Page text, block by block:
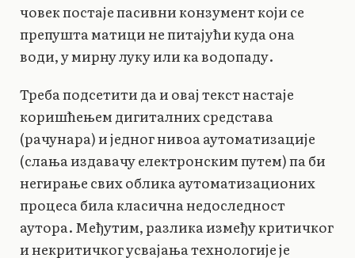
човек постаје пасивни конзумент који се
препушта матици не питајући куда она
води, у мирну луку или ка водопаду.
Треба подсетити да и овај текст настаје
коришћењем дигиталних средстава
(рачунара) и једног нивоа аутоматизације
(слања издавачу електронским путем) па би
негирање свих облика аутоматизационих
процеса била класична недоследност
аутора. Међутим, разлика између критичког
и некритичког усвајања технологије је